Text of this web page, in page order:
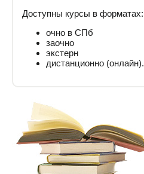
Доступны курсы в форматах:
очно в СПб
заочно
экстерн
дистанционно (онлайн).